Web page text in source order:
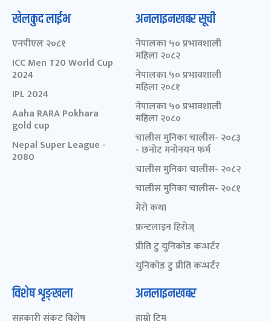
खेलकुद लाईभ
एनपीएल २०८१
ICC Men T20 World Cup
2024
IPL 2024
Aaha RARA Pokhara
gold cup
Nepal Super League -
2080
अनलाइनखबर सूची
नेपालका ५० प्रभावशाली
महिला २०८२
नेपालका ५० प्रभावशाली
महिला २०८१
नेपालका ५० प्रभावशाली
महिला २०८०
चालीस मुनिका चालीस- २०८३
- छनोट मनोनयन फर्म
चालीस मुनिका चालीस- २०८२
चालीस मुनिका चालीस- २०८१
मेरो कथा
फ्रन्टलाइन हिरोज्
प्रीति टु युनिकोड कन्भर्टर
युनिकोड टु प्रीति कन्भर्टर
विशेष शृङ्खला अनलाइनखबर